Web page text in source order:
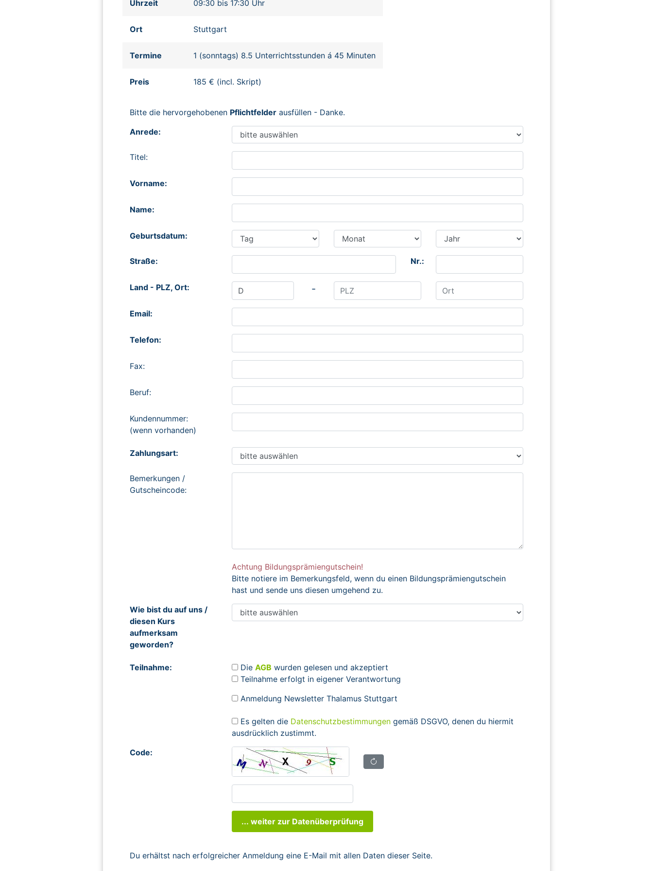
Uhrzeit 09:30 bis 17:30 Uhr
Ort Stuttgart
Termine 1 (sonntags) 8.5 Unterrichtsstunden á 45 Minuten
Preis 185 € (incl. Skript)
Bitte die hervorgehobenen Pflichtfelder ausfüllen - Danke.
Anrede:
Titel:
Vorname:
Name:
Geburtsdatum:
Straße: Nr.:
Land - PLZ, Ort: -
Email:
Telefon:
Fax:
Beruf:
Kundennummer:
(wenn vorhanden)
Zahlungsart:
Bemerkungen /
Gutscheincode:
Achtung Bildungsprämiengutschein!
Bitte notiere im Bemerkungsfeld, wenn du einen Bildungsprämiengutschein
hast und sende uns diesen umgehend zu.
Wie bist du auf uns /
diesen Kurs
aufmerksam
geworden?
Teilnahme: Die AGB wurden gelesen und akzeptiert
Teilnahme erfolgt in eigener Verantwortung
Anmeldung Newsletter Thalamus Stuttgart
Es gelten die Datenschutzbestimmungen gemäß DSGVO, denen du hiermit
ausdrücklich zustimmt.
Code:
... weiter zur Datenüberprüfung
Du erhältst nach erfolgreicher Anmeldung eine E-Mail mit allen Daten dieser Seite.